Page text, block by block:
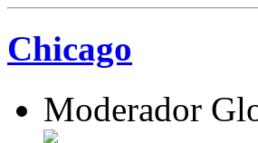
Chicago
Moderador